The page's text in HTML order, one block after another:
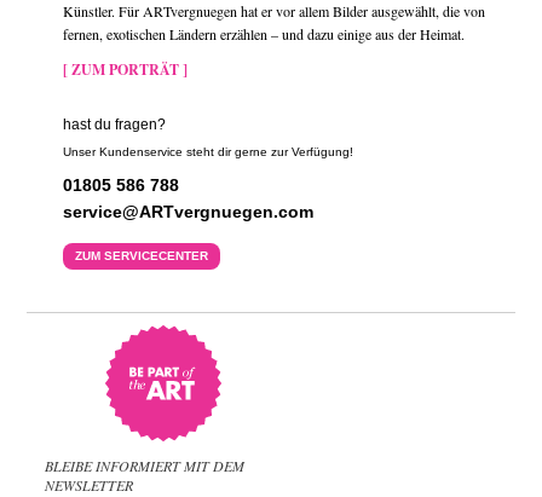
Künstler. Für ARTvergnuegen hat er vor allem Bilder ausgewählt, die von
fernen, exotischen Ländern erzählen – und dazu einige aus der Heimat.
[ ZUM PORTRÄT ]
hast du fragen?
Unser Kundenservice steht dir gerne zur Verfügung!
01805 586 788
service@ARTvergnuegen.com
ZUM SERVICECENTER
BLEIBE INFORMIERT MIT DEM
NEWSLETTER